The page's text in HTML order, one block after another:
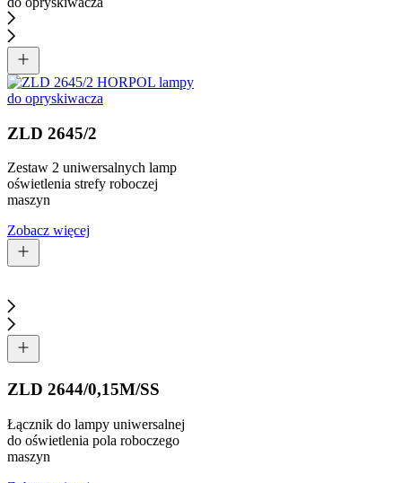
ZLD 2645/2
Zestaw 2 uniwersalnych lamp
oświetlenia strefy roboczej
maszyn
Zobacz więcej
ZLD 2644/0,15M/SS
Łącznik do lampy uniwersalnej
do oświetlenia pola roboczego
maszyn